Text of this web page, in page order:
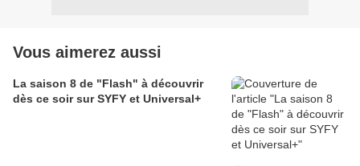
Vous aimerez aussi
La saison 8 de "Flash" à découvrir
dès ce soir sur SYFY et Universal+